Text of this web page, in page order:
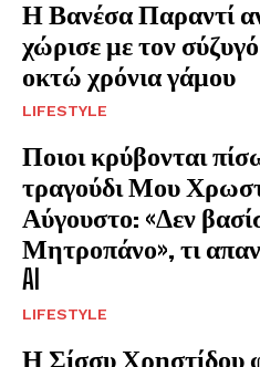
Η Βανέσα Παραντί
χώρισε με τον
οκτώ χρόνια γάμου
LIFESTYLE
Ποιοι κρύβονται
τραγούδι Μου
Αύγουστο: «Δεν
Μητροπάνο», τι
AI
LIFESTYLE
Η Σίσσυ Χρηστίδου